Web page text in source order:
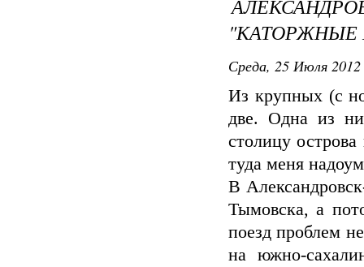
"КАТОРЖНЫЕ
Среда, 25 Июля
Из крупных (с
две. Одна из
столицу
туда меня
В
Тымовска, а
поезд проблем
на южно-